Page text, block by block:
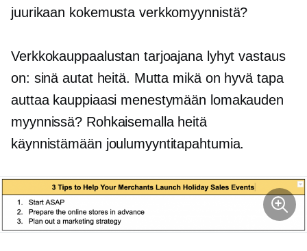
juurikaan kokemusta verkkomyynnistä?
Verkkokauppaalustan tarjoajana lyhyt vastaus
on: sinä autat heitä. Mutta mikä on hyvä tapa
auttaa kauppiaasi menestymään lomakauden
myynnissä? Rohkaisemalla heitä
käynnistämään joulumyyntitapahtumia.